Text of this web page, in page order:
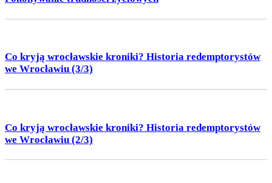
Co kryją wrocławskie kroniki? Historia redemptorystów
we Wrocławiu (3/3)
Co kryją wrocławskie kroniki? Historia redemptorystów
we Wrocławiu (2/3)